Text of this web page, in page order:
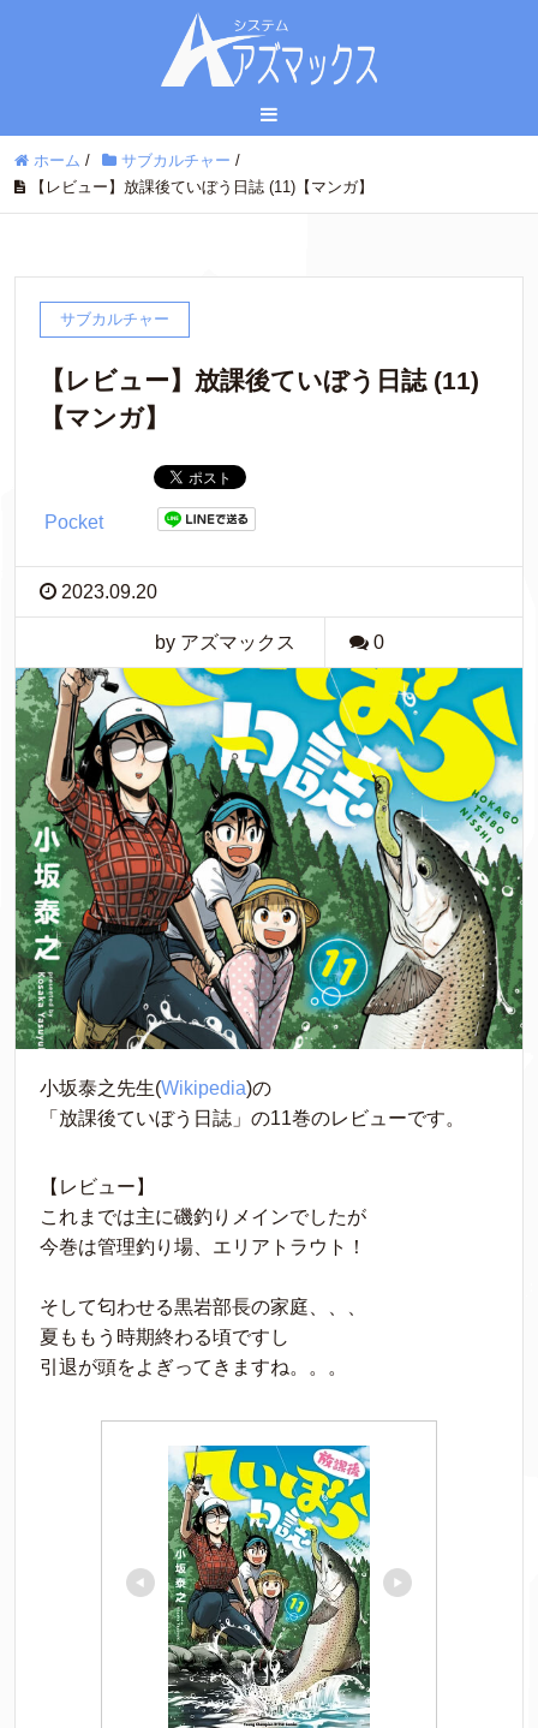
ホーム / サブカルチャー /
【レビュー】放課後ていぼう日誌 (11)【マンガ】
サブカルチャー
【レビュー】放課後ていぼう日誌 (11)
【マンガ】
Pocket
2023.09.20
by アズマックス 0
小坂泰之先生(Wikipedia)の
「放課後ていぼう日誌」の11巻のレビューです。
【レビュー】
これまでは主に磯釣りメインでしたが
今巻は管理釣り場、エリアトラウト！
そして匂わせる黒岩部長の家庭、、、
夏ももう時期終わる頃ですし
引退が頭をよぎってきますね。。。